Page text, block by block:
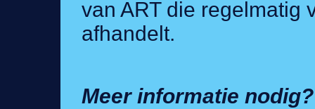
van ART die regelmatig
afhandelt.
Meer informatie nodig?